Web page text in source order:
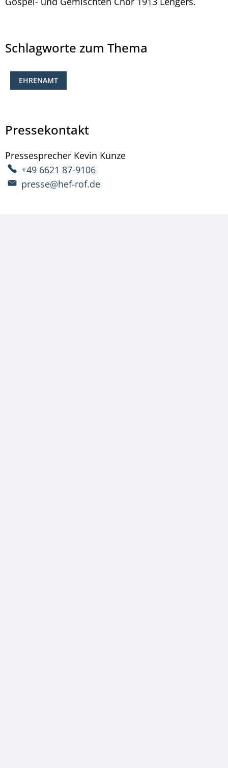
Schlagworte zum Thema
EHRENAMT
Pressekontakt
Pressesprecher Kevin Kunze
+49 6621 87-9106
presse@hef-rof.de